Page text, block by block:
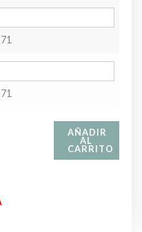
AÑADIR
AL
CARRITO